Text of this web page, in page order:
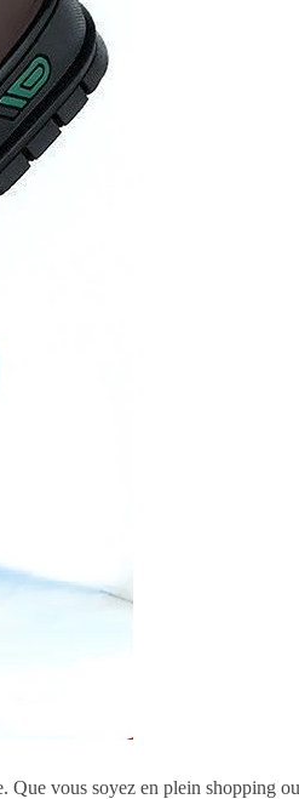
vous soyez en plein shopping